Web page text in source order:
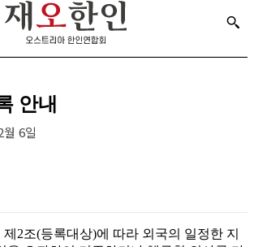
안내
6일
2조(등록대상)에 따라 외국의 일정한 지